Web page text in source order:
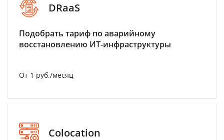
DRaaS
Подобрать тариф по аварийному
восстановлению ИТ-инфраструктуры
От 1 руб./месяц
Colocation